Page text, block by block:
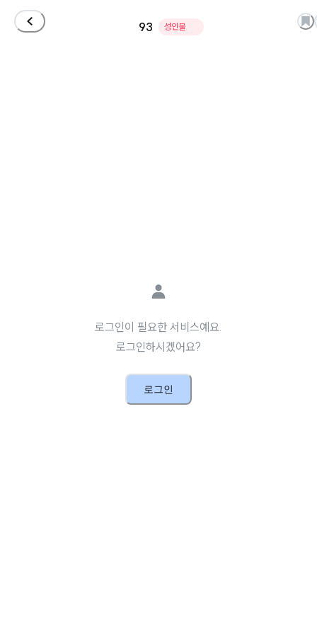
93 성인물
로그인이 필요한 서비스예요.
로그인하시겠어요?
로그인